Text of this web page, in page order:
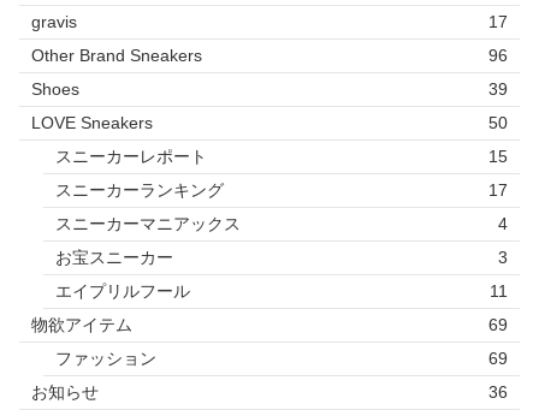
gravis
17
Other Brand Sneakers
96
Shoes
39
LOVE Sneakers
50
スニーカーレポート
15
スニーカーランキング
17
スニーカーマニアックス
4
お宝スニーカー
3
エイプリルフール
11
物欲アイテム
69
ファッション
69
お知らせ
36